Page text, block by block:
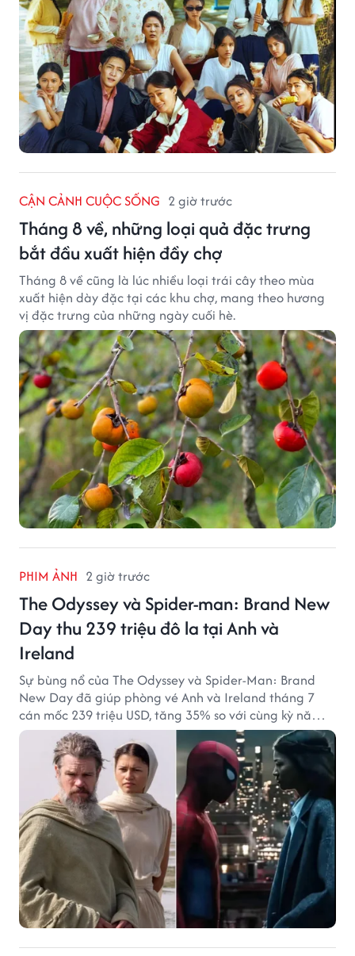
CẬN CẢNH CUỘC SỐNG 2 giờ trước
Tháng 8 về, những loại quả đặc trưng
bắt đầu xuất hiện đầy chợ
Tháng 8 về cũng là lúc nhiều loại trái cây theo mùa
xuất hiện dày đặc tại các khu chợ, mang theo hương
vị đặc trưng của những ngày cuối hè.
PHIM ẢNH 2 giờ trước
The Odyssey và Spider-man: Brand New
Day thu 239 triệu đô la tại Anh và
Ireland
Sự bùng nổ của The Odyssey và Spider-Man: Brand
New Day đã giúp phòng vé Anh và Ireland tháng 7
cán mốc 239 triệu USD, tăng 35% so với cùng kỳ năm
ngoái.